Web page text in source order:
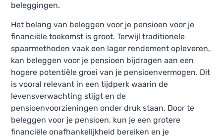
beleggingen.
Het belang van beleggen voor je pensioen voor je
financiële toekomst is groot. Terwijl traditionele
spaarmethoden vaak een lager rendement opleveren,
kan beleggen voor je pensioen bijdragen aan een
hogere potentiële groei van je pensioenvermogen. Dit
is vooral relevant in een tijdperk waarin de
levensverwachting stijgt en de
pensioenvoorzieningen onder druk staan. Door te
beleggen voor je pensioen, kun je een grotere
financiële onafhankelijkheid bereiken en je